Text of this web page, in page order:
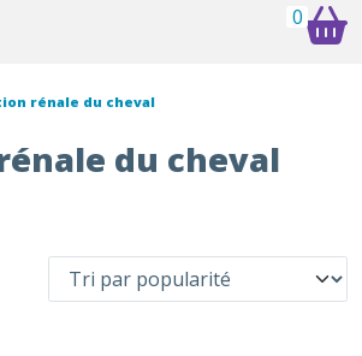
0
rénale du cheval
du cheval